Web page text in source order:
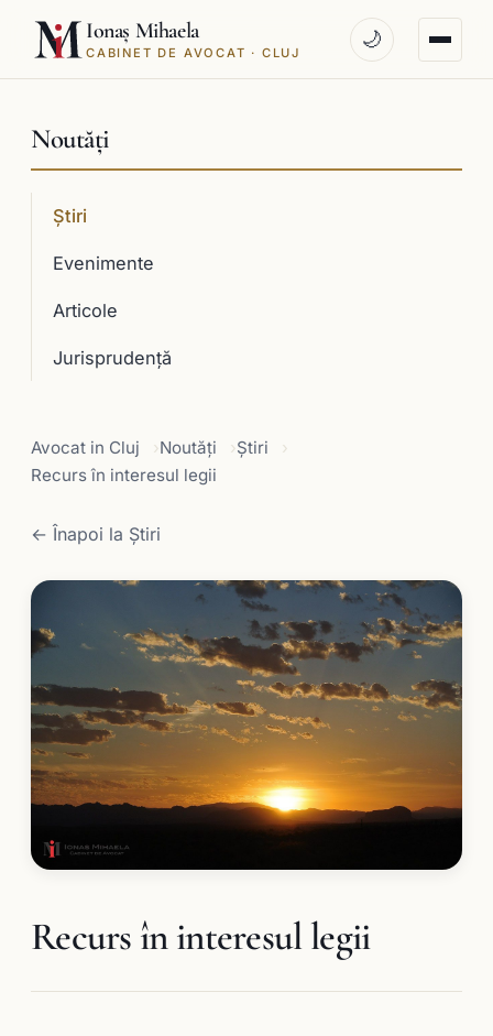
Ionaș Mihaela
CABINET DE AVOCAT · CLUJ
🌙
Noutăți
Știri
Evenimente
Articole
Jurisprudenţă
Avocat in Cluj Noutăți
Știri
Recurs în interesul legii
← Înapoi la Știri
Recurs în interesul legii